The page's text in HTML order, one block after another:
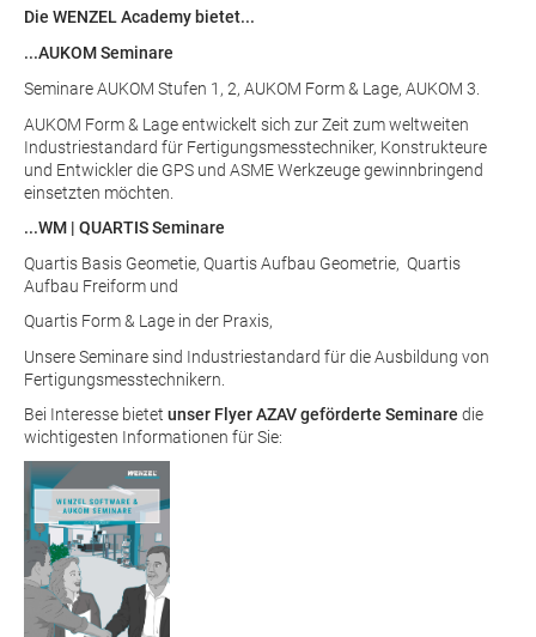
Die WENZEL Academy bietet...
...AUKOM Seminare
Seminare AUKOM Stufen 1, 2, AUKOM Form & Lage, AUKOM 3.
AUKOM Form & Lage entwickelt sich zur Zeit zum weltweiten
Industriestandard für Fertigungsmesstechniker, Konstrukteure
und Entwickler die GPS und ASME Werkzeuge gewinnbringend
einsetzten möchten.
...WM | QUARTIS Seminare
Quartis Basis Geometie, Quartis Aufbau Geometrie, Quartis
Aufbau Freiform und
Quartis Form & Lage in der Praxis,
Unsere Seminare sind Industriestandard für die Ausbildung von
Fertigungsmesstechnikern.
Bei Interesse bietet unser FlyerAZAV geförderte Seminare die
wichtigesten Informationen für Sie: